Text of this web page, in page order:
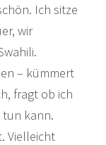
Ich sitze
wir
– kümmert
fragt ob ich
tun kann.
Vielleicht